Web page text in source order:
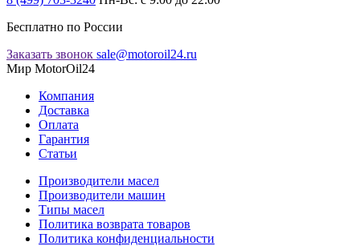
Бесплатно по России
Заказать звонок sale@motoroil24.ru
Мир MotorOil24
Компания
Доставка
Оплата
Гарантия
Статьи
Производители масел
Производители машин
Типы масел
Политика возврата товаров
Политика конфиденциальности